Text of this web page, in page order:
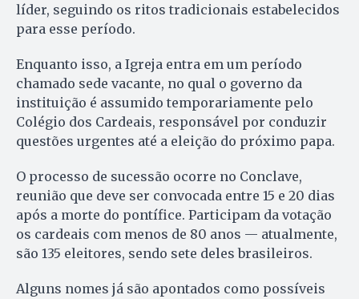
líder, seguindo os ritos tradicionais estabelecidos
para esse período.
Enquanto isso, a Igreja entra em um período
chamado sede vacante, no qual o governo da
instituição é assumido temporariamente pelo
Colégio dos Cardeais, responsável por conduzir
questões urgentes até a eleição do próximo papa.
O processo de sucessão ocorre no Conclave,
reunião que deve ser convocada entre 15 e 20 dias
após a morte do pontífice. Participam da votação
os cardeais com menos de 80 anos — atualmente,
são 135 eleitores, sendo sete deles brasileiros.
Alguns nomes já são apontados como possíveis